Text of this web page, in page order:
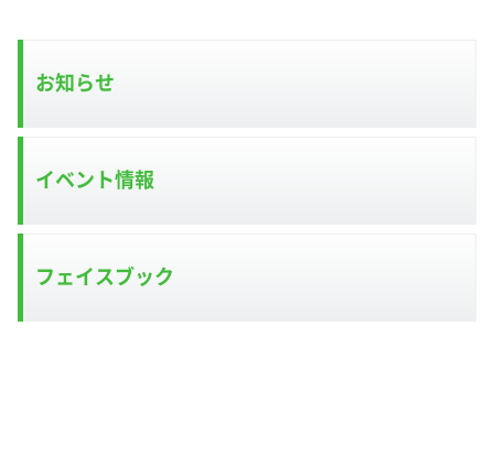
お知らせ
イベント情報
フェイスブック